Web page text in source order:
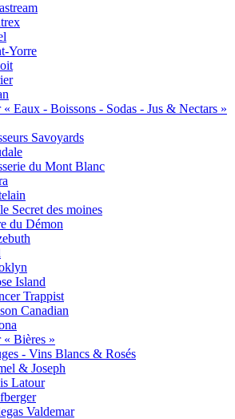
Yorre
« Eaux - Boissons - Sodas - Jus & Nectars »
Savoyards
du Mont Blanc
Secret des moines
du Démon
Island
Trappist
Canadian
« Bières »
- Vins Blancs & Rosés
& Joseph
Latour
Valdemar